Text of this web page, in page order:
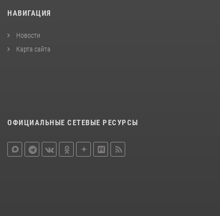
НАВИГАЦИЯ
Новости
Карта сайта
ОФИЦИАЛЬНЫЕ СЕТЕВЫЕ РЕСУРСЫ